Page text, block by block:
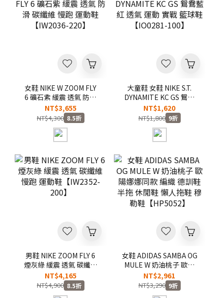
女鞋 NIKE W ZOOM FLY
6 礦石紫 緩震 透氣 防滑
碳纖維 慢跑 運動鞋
【IW2036-220】
NT$3,655
NT$4,300 8.5折
大童鞋 女鞋 NIKE S.T.
DYNAMITE KC GS 鴛鴦
藍紅 透氣 運動 實戰 籃球
鞋【IO0281-100】
NT$1,620
NT$1,800 9折
男鞋 NIKE ZOOM FLY 6
煙灰綠 緩震 透氣 碳纖維
慢跑 運動鞋【IW2352-
200】
NT$4,165
NT$4,900 8.5折
女鞋 ADIDAS SAMBA OG
MULE W 奶油桃子 歐陽
娜娜同款 編織 德訓鞋 半
拖 休閒鞋 懶人拖鞋 穆勒
鞋【HP5052】
NT$2,961
NT$3,290 9折